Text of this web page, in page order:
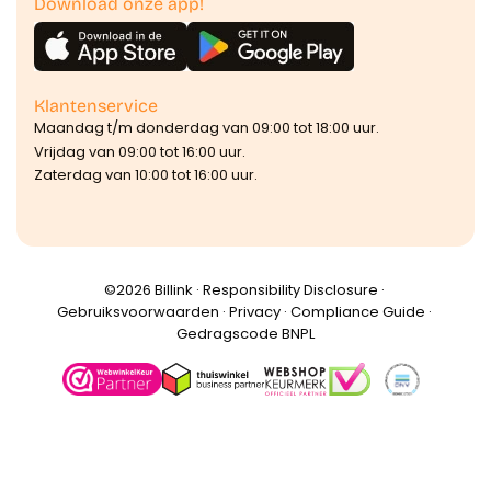
Klantenservice
Maandag t/m donderdag van 09:00 tot 18:00 uur.
Vrijdag van 09:00 tot 16:00 uur.
Zaterdag van 10:00 tot 16:00 uur.
©️2026 Billink · Responsibility Disclosure ·
Gebruiksvoorwaarden · Privacy· Compliance Guide ·
Gedragscode BNPL